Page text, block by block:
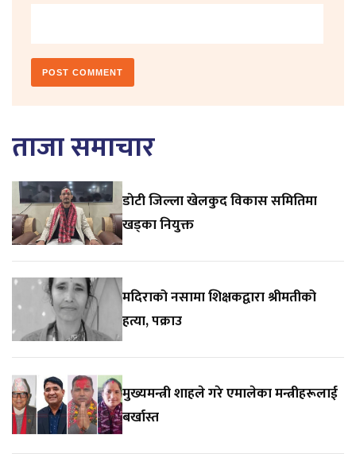
ताजा समाचार
डाेटी जिल्ला खेलकुद विकास समितिमा
खड्का नियुक्त
मदिराको नसामा शिक्षकद्वारा श्रीमतीको
हत्या, पक्राउ
मुख्यमन्त्री शाहले गरे एमालेका मन्त्रीहरूलाई
बर्खास्त